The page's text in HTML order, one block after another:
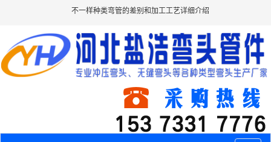
不一样种类弯管的差别和加工工艺详细介绍